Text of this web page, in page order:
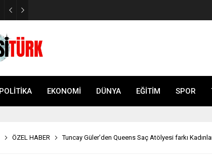
POLİTİKA EKONOMİ DÜNYA EĞİTİM SPOR
ÖZEL HABER Tuncay Güler’den Queens Saç Atölyesi farkı